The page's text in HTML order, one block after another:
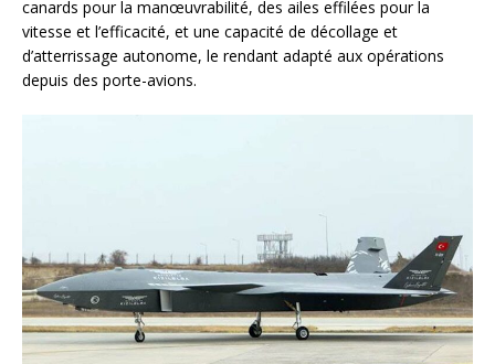
canards pour la manœuvrabilité, des ailes effilées pour la
vitesse et l’efficacité, et une capacité de décollage et
d’atterrissage autonome, le rendant adapté aux opérations
depuis des porte-avions.